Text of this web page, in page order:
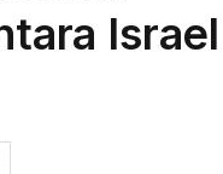
Israel